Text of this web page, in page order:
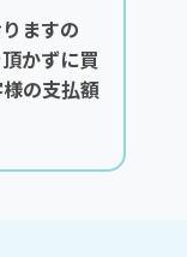
ますの
かずに買
の支払額